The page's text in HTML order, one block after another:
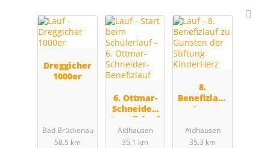
Dreggicher
1000er
Bad Brückenau
58.5 km
6. Ottmar-
Schneider-
Benefizlauf
Aidhausen
35.1 km
8.
Benefizlauf
zu Gunsten
KinderHerz
Aidhausen
35.3 km